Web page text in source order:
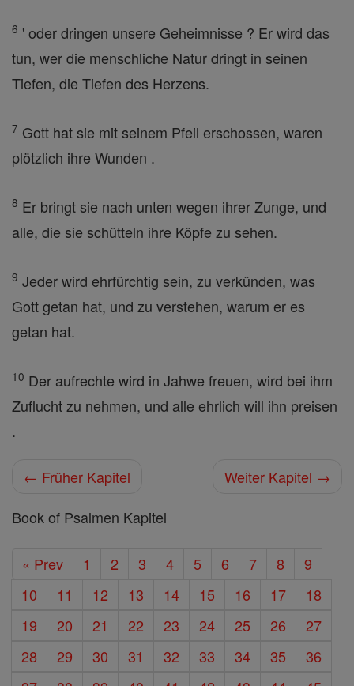
6 ' oder dringen unsere Geheimnisse ? Er wird das
tun, wer die menschliche Natur dringt in seinen
Tiefen, die Tiefen des Herzens.
7 Gott hat sie mit seinem Pfeil erschossen, waren
plötzlich ihre Wunden .
8 Er bringt sie nach unten wegen ihrer Zunge, und
alle, die sie schütteln ihre Köpfe zu sehen.
9 Jeder wird ehrfürchtig sein, zu verkünden, was
Gott getan hat, und zu verstehen, warum er es
getan hat.
10 Der aufrechte wird in Jahwe freuen, wird bei ihm
Zuflucht zu nehmen, und alle ehrlich will ihn preisen
.
← Früher Kapitel
Weiter Kapitel →
Book of Psalmen Kapitel
« Prev 1 2 3 4 5 6 7 8
9
10
11 12 13 14 15 16 17
18
19
20 21 22 23 24 25 26
27
28
29 30 31 32 33 34 35
36